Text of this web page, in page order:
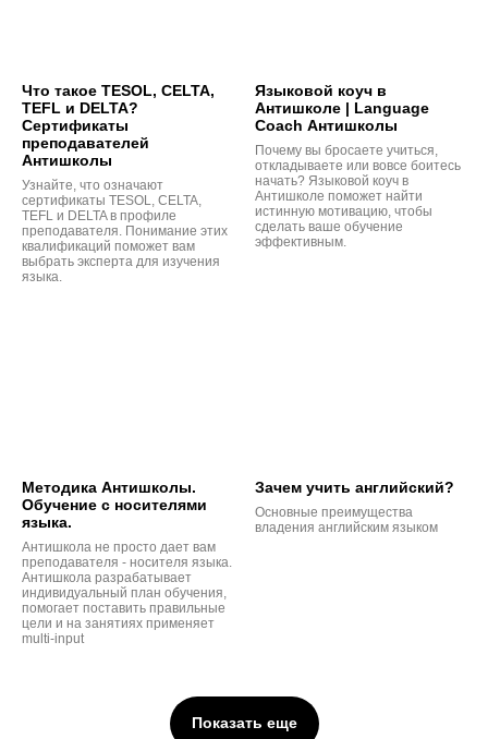
Что такое TESOL, CELTA,
TEFL и DELTA?
Сертификаты
преподавателей
Антишколы
Узнайте, что означают
сертификаты TESOL, CELTA,
TEFL и DELTA в профиле
преподавателя. Понимание этих
квалификаций поможет вам
выбрать эксперта для изучения
языка.
Языковой коуч в
Антишколе | Language
Coach Антишколы
Почему вы бросаете учиться,
откладываете или вовсе боитесь
начать? Языковой коуч в
Антишколе поможет найти
истинную мотивацию, чтобы
сделать ваше обучение
эффективным.
Методика Антишколы.
Обучение с носителями
языка.
Антишкола не просто дает вам
преподавателя - носителя языка.
Антишкола разрабатывает
индивидуальный план обучения,
помогает поставить правильные
цели и на занятиях применяет
multi-input
Зачем учить английский?
Основные преимущества
владения английским языком
Показать еще